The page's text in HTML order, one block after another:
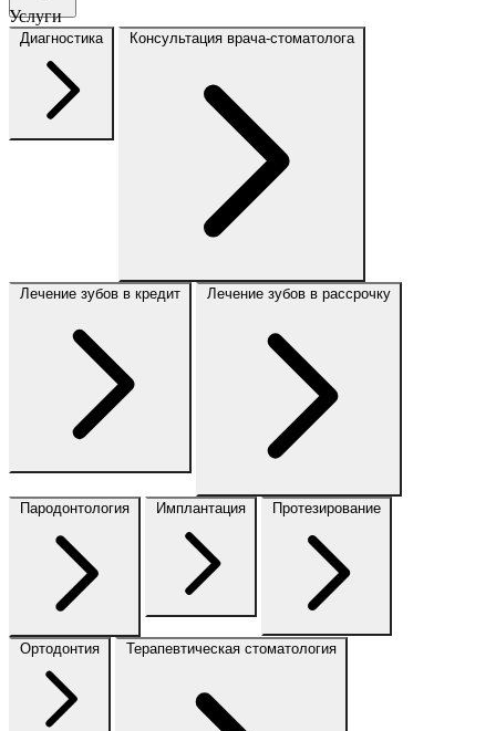
Услуги
Диагностика Консультация врача-стоматолога
Лечение зубов в кредит Лечение зубов в рассрочку
Пародонтология Имплантация Протезирование
Ортодонтия Терапевтическая стоматология